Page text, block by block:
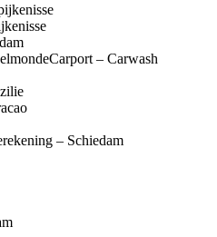
– Carwash
– Schiedam